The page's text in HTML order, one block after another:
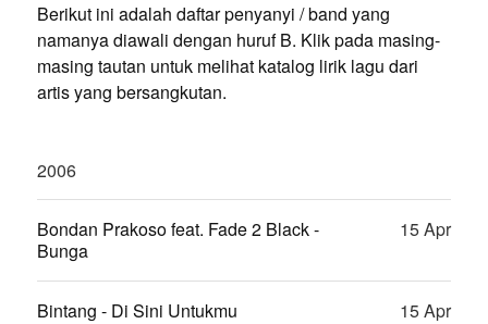
Berikut ini adalah daftar penyanyi / band yang
namanya diawali dengan huruf B. Klik pada masing-
masing tautan untuk melihat katalog lirik lagu dari
artis yang bersangkutan.
2006
Bondan Prakoso feat. Fade 2 Black -
Bunga
15 Apr
Bintang - Di Sini Untukmu 15 Apr